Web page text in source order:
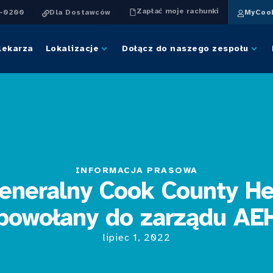
0200 Dla Dostawców Zapłać moje rachunki
Lokalizacje Dołącz do naszego zespołu
INFORMACJA PRASOWA
Cook County
do zarządu
lipiec 1, 2022